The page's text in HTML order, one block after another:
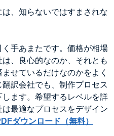
、知らないではすまされな
手あまたです。価格が相場
、良心的なのか、それとも
せているだけなのかをよく
訳会社でも、制作プロセス
ます。希望するレベルを詳
最適なプロセスをデザイン
ダウンロード（無料）